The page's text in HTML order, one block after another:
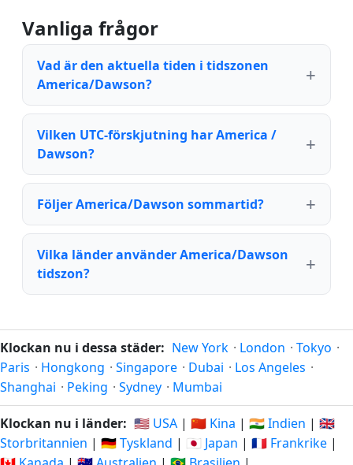
Vanliga frågor
Vad är den aktuella tiden i tidszonen
America/Dawson?
Vilken UTC-förskjutning har America /
Dawson?
Följer America/Dawson sommartid?
Vilka länder använder America/Dawson
tidszon?
Klockan nu i dessa städer: New York · London · Tokyo ·
Paris · Hongkong · Singapore · Dubai · Los Angeles ·
Shanghai · Peking · Sydney · Mumbai
Klockan nu i länder: 🇺🇸 USA | 🇨🇳 Kina | 🇮🇳 Indien | 🇬🇧
Storbritannien | 🇩🇪 Tyskland | 🇯🇵 Japan | 🇫🇷 Frankrike |